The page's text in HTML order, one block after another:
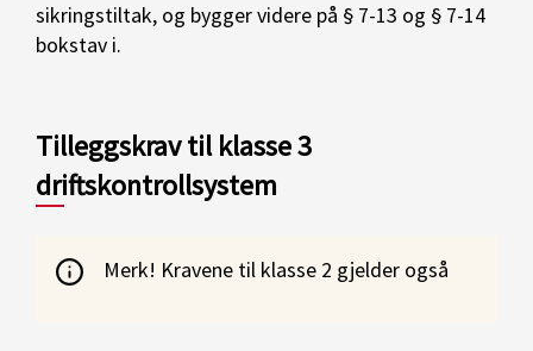
sikringstiltak, og bygger videre på § 7-13 og § 7-14
bokstav i.
Tilleggskrav til klasse 3
driftskontrollsystem
Merk! Kravene til klasse 2 gjelder også